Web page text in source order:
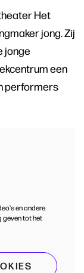
Het
jong. Zij
jonge
een
performers
en andere
geven tot het